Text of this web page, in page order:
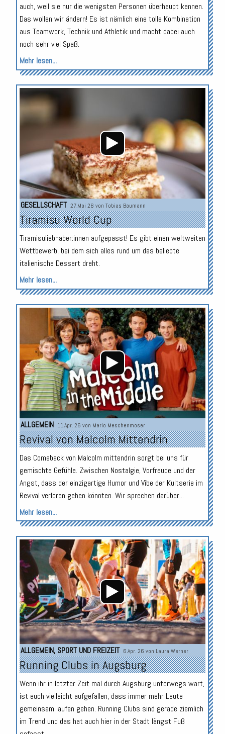
auch, weil sie nur die wenigsten Personen überhaupt kennen.
Das wollen wir ändern! Es ist nämlich eine tolle Kombination
aus Teamwork, Technik und Athletik und macht dabei auch
noch sehr viel Spaß.
Mehr lesen...
Audio-
Player
GESELLSCHAFT 27.Mai 26 von Tobias Baumann
Tiramisu World Cup
Tiramisuliebhaber:innen aufgepasst! Es gibt einen weltweiten
Wettbewerb, bei dem sich alles rund um das beliebte
italienische Dessert dreht.
Mehr lesen...
Audio-
Player
ALLGEMEIN 11.Apr. 26 von Mario Meschenmoser
Revival von Malcolm Mittendrin
Das Comeback von Malcolm mittendrin sorgt bei uns für
gemischte Gefühle. Zwischen Nostalgie, Vorfreude und der
Angst, dass der einzigartige Humor und Vibe der Kultserie im
Revival verloren gehen könnten. Wir sprechen darüber...
Mehr lesen...
Audio-
Player
ALLGEMEIN, SPORT UND FREIZEIT 6.Apr. 26 von Laura Werner
Running Clubs in Augsburg
Wenn ihr in letzter Zeit mal durch Augsburg unterwegs wart,
ist euch vielleicht aufgefallen, dass immer mehr Leute
gemeinsam laufen gehen. Running Clubs sind gerade ziemlich
im Trend und das hat auch hier in der Stadt längst Fuß